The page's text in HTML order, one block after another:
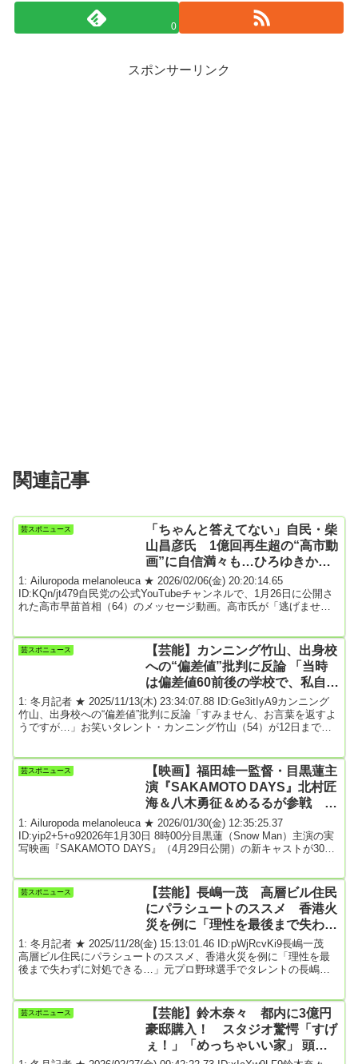
0
スポンサーリンク
関連記事
芸スポニュース
「ちゃんと答えてない」自民・柴
山昌彦氏 1億回再生超の“高市動
画”に自信満々も…ひろゆきから
の広告費追及に“曖昧回答”で疑問
の声
1: Ailuropoda melanoleuca ★ 2026/02/06(金) 20:20:14.65
ID:KQn/jt479自民党の公式YouTubeチャンネルで、1月26日に公開さ
れた高市早苗首相（64）のメッセージ動画。高市氏が「逃げませ
は、驚異的な再生回数。2月4日に1億回再生を突破し、6日17時時点
で1.3億回再生を超えるなど現在も数字は伸び続けている。（略）同
芸スポニュース
【芸能】カンニング竹山、出身校
への“偏差値”批判に反論 「当時
は偏差値60前後の学校で、私自身
は卒業時は63～65あたり」★2
1: 冬月記者 ★ 2025/11/13(木) 23:34:07.88 ID:Ge3itIyA9カンニング
竹山、出身校への“偏差値”批判に反論「すみません、お言葉を返すよ
うですが…」お笑いタレント・カンニング竹山（54）が12日までに
で“ご意見番”を務めるには「最低でも偏差値50、60以上ないと」とい
った声があがっていた。この投稿を受けて、竹山は「すみません、
芸スポニュース
【映画】福田雄一監督・目黒蓮主
演『SAKAMOTO DAYS』北村匠
海＆八木勇征＆めるるが参戦 殺
し屋界の最高戦力ORDERキャス
ト発表
1: Ailuropoda melanoleuca ★ 2026/01/30(金) 12:35:25.37
ID:yip2+5+o92026年1月30日 8時00分目黒蓮（Snow Man）主演の実
写映画『SAKAMOTO DAYS』（4月29日公開）の新キャストが30日
ジャンプ」で連載中の鈴木祐斗による人気漫画を『銀魂』シリーズ
を手掛けた福田雄一の監督・脚本で実写映画化。...
芸スポニュース
【芸能】長嶋一茂 高層ビル住民
にパラシュートのススメ 香港火
災を例に「理性を最後まで失わず
に対処できる…」★2
1: 冬月記者 ★ 2025/11/28(金) 15:13:01.46 ID:pWjRcvKi9長嶋一茂
高層ビル住民にパラシュートのススメ、香港火災を例に「理性を最
後まで失わずに対処できる…」元プロ野球選手でタレントの長嶋一
高層住宅群で外壁の補修工事中に起きた大規模火災についてコメン
トした。大規模火災は28日も消火活動が続いた。建物内部は損傷が
激しく危険性が高いため消...
芸スポニュース
【芸能】鈴木奈々 都内に3億円
豪邸購入！ スタジオ驚愕「すげ
ぇ！」「めっちゃいい家」 頭金
も衝撃金額 21年に離婚